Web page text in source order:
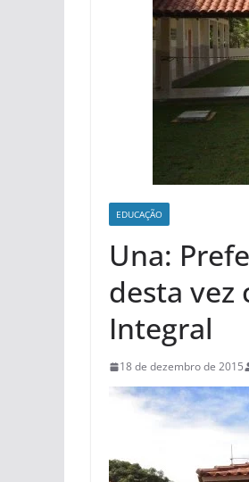
EDUCAÇÃO
Una:
desta vez
Integral
18 de dezembro de 2015